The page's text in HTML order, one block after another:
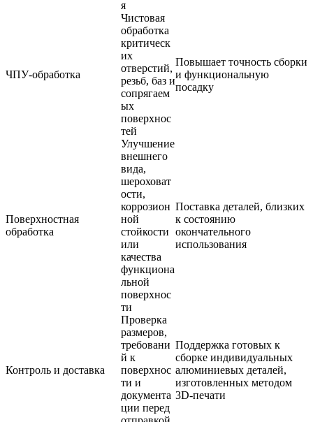
я
ЧПУ-обработка
Чистовая
обработка
критическ
их
отверстий,
резьб, баз и
сопрягаем
ых
поверхнос
тей
Повышает точность сборки
и функциональную
посадку
Поверхностная
обработка
Улучшение
внешнего
вида,
шероховат
ости,
коррозион
ной
стойкости
или
качества
функциона
льной
поверхнос
ти
Поставка деталей, близких
к состоянию
окончательного
использования
Контроль и доставка
Проверка
размеров,
требовани
й к
поверхнос
ти и
документа
ции перед
Поддержка готовых к
сборке индивидуальных
алюминиевых деталей,
изготовленных методом
3D-печати